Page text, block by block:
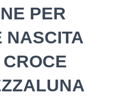
PER
NASCITA